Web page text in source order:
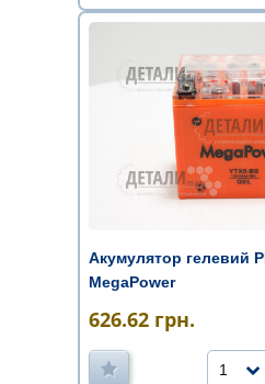
Акумулятор гелевий
MegaPower
626.62 грн.
1